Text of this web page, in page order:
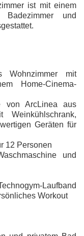
ist mit einem
Badezimmer und
Wohnzimmer mit
Home-Cinema-
von ArcLinea aus
Geräten für
12 Personen
und
Laufband
Workout